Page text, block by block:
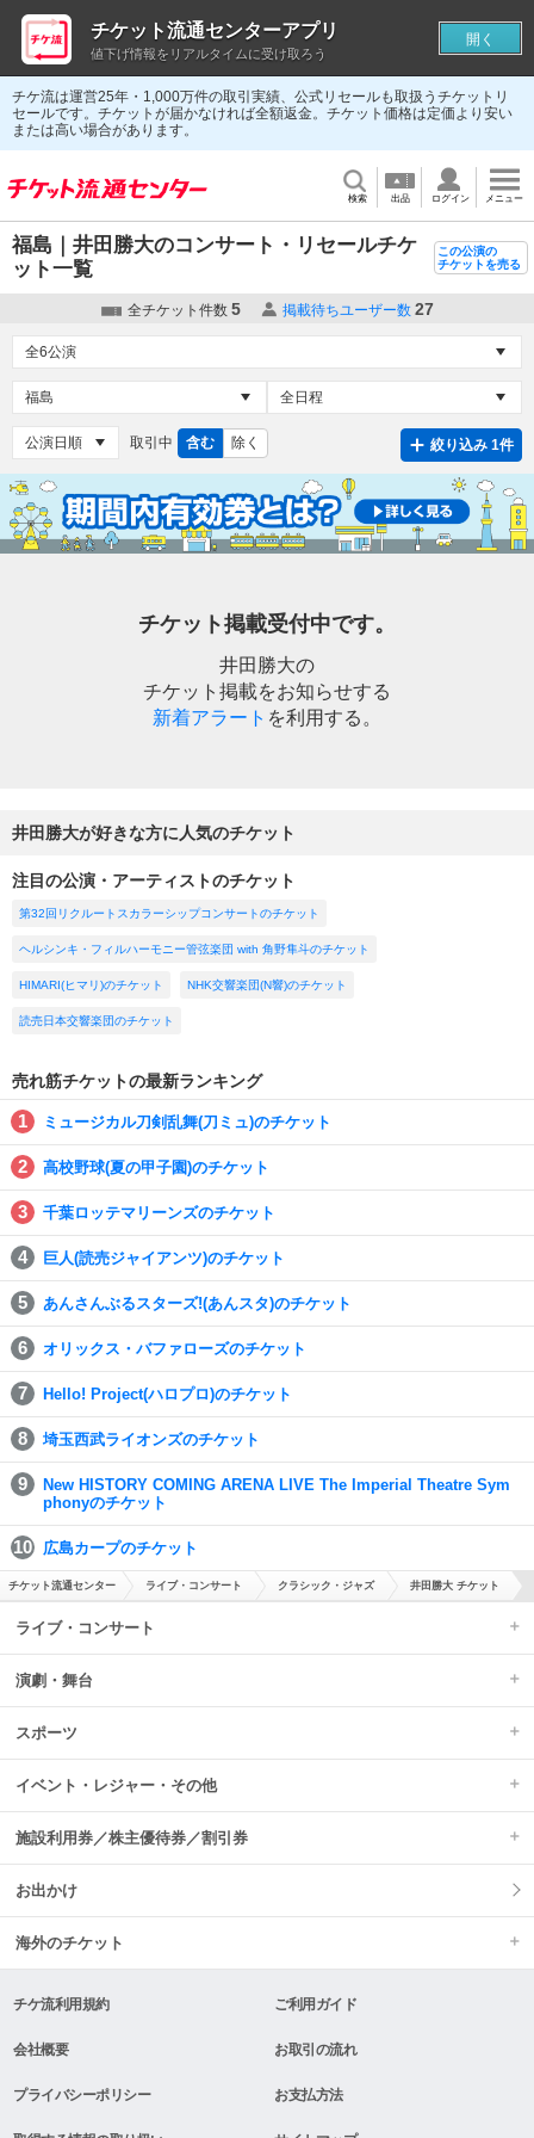
チケ流は運営25年・1,000万件の取引実績、公式リセールも取扱うチケットリ
セールです。チケットが届かなければ全額返金。チケット価格は定価より安い
または高い場合があります。
検索 出品 ログイン メニュー
福島｜井田勝大のコンサート・リセールチケ
ット一覧
この公演の
チケットを売る
全チケット件数 5 掲載待ちユーザー数 27
取引中 含む 除く 絞り込み 1件
チケット掲載受付中です。
井田勝大の
チケット掲載をお知らせする
新着アラート を利用する。
井田勝大が好きな方に人気のチケット
注目の公演・アーティストのチケット
第32回リクルートスカラーシップコンサートのチケット
ヘルシンキ・フィルハーモニー管弦楽団 with 角野隼斗のチケット
HIMARI(ヒマリ)のチケット NHK交響楽団(N響)のチケット
読売日本交響楽団のチケット
売れ筋チケットの最新ランキング
ミュージカル刀剣乱舞(刀ミュ)のチケット
高校野球(夏の甲子園)のチケット
千葉ロッテマリーンズのチケット
巨人(読売ジャイアンツ)のチケット
あんさんぶるスターズ!(あんスタ)のチケット
オリックス・バファローズのチケット
Hello! Project(ハロプロ)のチケット
埼玉西武ライオンズのチケット
New HISTORY COMING ARENA LIVE The Imperial Theatre Sym
phonyのチケット
広島カープのチケット
チケット流通センター ライブ・コンサート クラシック・ジャズ 井田勝大 チケット
ライブ・コンサート
演劇・舞台
スポーツ
イベント・レジャー・その他
施設利用券／株主優待券／割引券
お出かけ
海外のチケット
チケ流利用規約 ご利用ガイド
会社概要 お取引の流れ
プライバシーポリシー お支払方法
チケット流通センターアプリ
値下げ情報をリアルタイムに受け取ろう
開く